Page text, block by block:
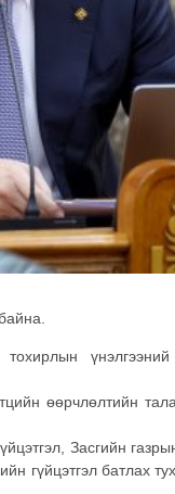
өөрчлөлтийн
Засгийн
гүйцэтгэл батлах